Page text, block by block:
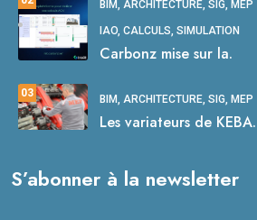
BIM, ARCHITECTURE, SIG, MEP
IAO, CALCULS, SIMULATION
Carbonz mise sur la.
03 BIM, ARCHITECTURE, SIG, MEP
Les variateurs de KEBA.
S’abonner à la newsletter